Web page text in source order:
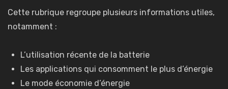
Cette rubrique regroupe plusieurs informations utiles,
notamment :
L’utilisation récente de la batterie
Les applications qui consomment le plus d’énergie
Le mode économie d’énergie